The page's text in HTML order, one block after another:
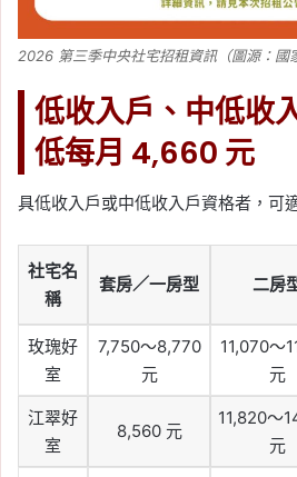
2026 第三季中央社宅招租資訊（圖源：國
低收入戶、中低收
低每月 4,660 元
具低收入戶或中低收入戶資格者，可
社宅名
稱
套房／一房型 二房
玫瑰好
室
7,750～8,770
元
11,070～
元
江翠好
室
8,560 元
11,820～
元